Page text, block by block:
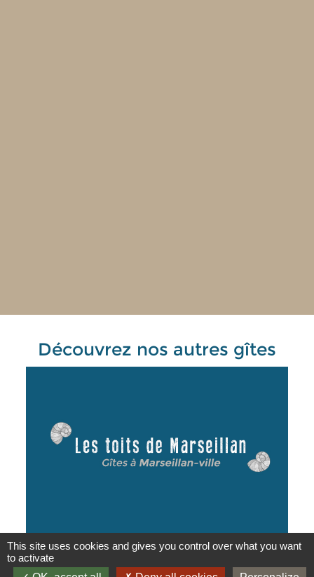
Découvrez nos autres gîtes
This site uses cookies and gives you control over what you want
to activate